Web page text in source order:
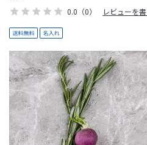
0.0 （0） レビューを書